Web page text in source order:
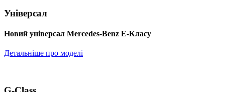
Універсал
Новий універсал Mercedes-Benz E-Класу
Детальніше про моделі